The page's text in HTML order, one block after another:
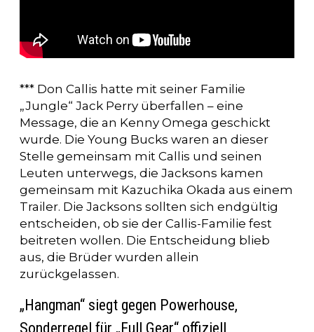
*** Don Callis hatte mit seiner Familie
„Jungle“ Jack Perry überfallen – eine
Message, die an Kenny Omega geschickt
wurde. Die Young Bucks waren an dieser
Stelle gemeinsam mit Callis und seinen
Leuten unterwegs, die Jacksons kamen
gemeinsam mit Kazuchika Okada aus einem
Trailer. Die Jacksons sollten sich endgültig
entscheiden, ob sie der Callis-Familie fest
beitreten wollen. Die Entscheidung blieb
aus, die Brüder wurden allein
zurückgelassen.
„Hangman“ siegt gegen Powerhouse,
Sonderregel für „Full Gear“ offiziell